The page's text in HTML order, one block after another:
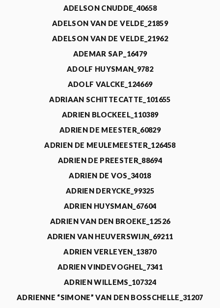
ADELSON CNUDDE_40658
ADELSON VAN DE VELDE_21859
ADELSON VAN DE VELDE_21962
ADEMAR SAP_16479
ADOLF HUYSMAN_9782
ADOLF VALCKE_124669
ADRIAAN SCHITTECATTE_101655
ADRIEN BLOCKEEL_110389
ADRIEN DE MEESTER_60829
ADRIEN DE MEULEMEESTER_126458
ADRIEN DE PREESTER_88694
ADRIEN DE VOS_34018
ADRIEN DERYCKE_99325
ADRIEN HUYSMAN_67604
ADRIEN VAN DEN BROEKE_12526
ADRIEN VAN HEUVERSWIJN_69211
ADRIEN VERLEYEN_13870
ADRIEN VINDEVOGHEL_7341
ADRIEN WILLEMS_107324
ADRIENNE “SIMONE” VAN DEN BOSSCHELLE_31207